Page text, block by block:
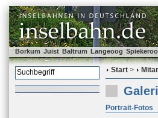
Borkum Juist Baltrum Langeoog
Start >
Portrait-Fotos